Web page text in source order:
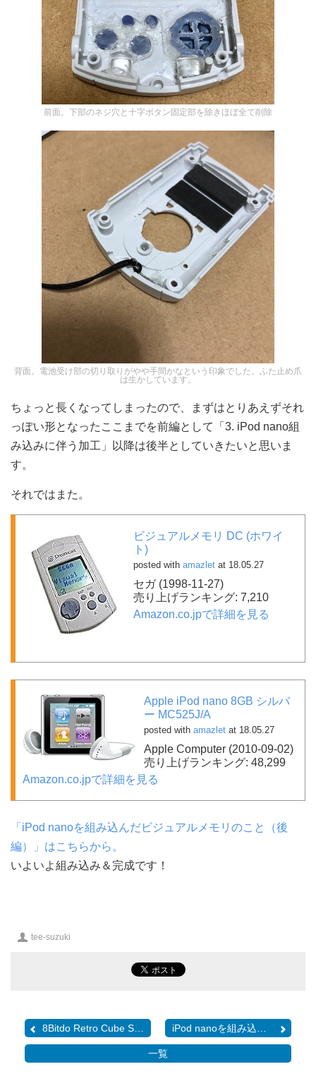
前面。下部のネジ穴と十字ボタン固定部を除きほぼ全て削除
背面。電池受け部の切り取りがやや手間かなという印象でした。ふた止め爪
は生かしています。
ちょっと長くなってしまったので、まずはとりあえずそれ
っぽい形となったここまでを前編として「3. iPod nano組
み込みに伴う加工」以降は後半としていきたいと思いま
す。
それではまた。
ビジュアルメモリ DC (ホワイ
ト)
posted with amazlet at 18.05.27
セガ (1998-11-27)
売り上げランキング: 7,210
Amazon.co.jpで詳細を見る
Apple iPod nano 8GB シルバ
ー MC525J/A
posted with amazlet at 18.05.27
Apple Computer (2010-09-02)
売り上げランキング: 48,299
Amazon.co.jpで詳細を見る
「iPod nanoを組み込んだビジュアルメモリのこと（後
編）」はこちらから。
いよいよ組み込み＆完成です！
tee-suzuki
8Bitdo Retro Cube Speake...
一覧